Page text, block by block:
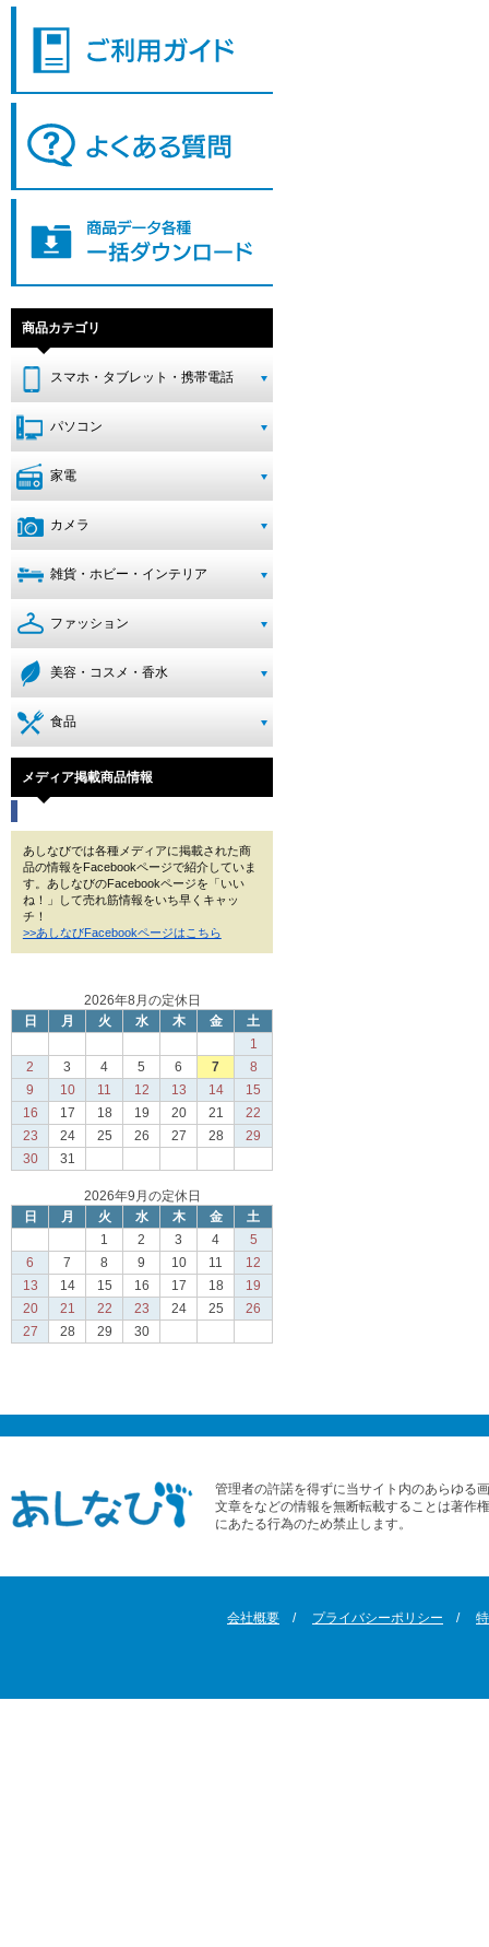
商品カテゴリ
スマホ・タブレット・携帯電話
パソコン
家電
カメラ
雑貨・ホビー・インテリア
ファッション
美容・コスメ・香水
食品
メディア掲載商品情報
あしなびでは各種メディアに掲載された商
品の情報をFacebookページで紹介していま
す。あしなびのFacebookページを「いい
ね！」して売れ筋情報をいち早くキャッ
チ！
>>あしなびFacebookページはこちら
2026年8月の定休日
日
月 火 水 木 金
土
1
2
3 4 5 6 7
8
9
10 11 12 13 14
15
16
17 18 19 20 21
22
23
24 25 26 27 28
29
30
31
2026年9月の定休日
日
月 火 水 木 金
土
1
2 3 4
5
6
7 8 9 10 11
12
13
14 15 16 17 18
19
20
21 22 23 24 25
26
27
28 29 30
管理者の許諾を得ずに当サイト内のあらゆる
文章をなどの情報を無断転載することは著作
にあたる行為のため禁止します。
会社概要 プライバシーポリシー